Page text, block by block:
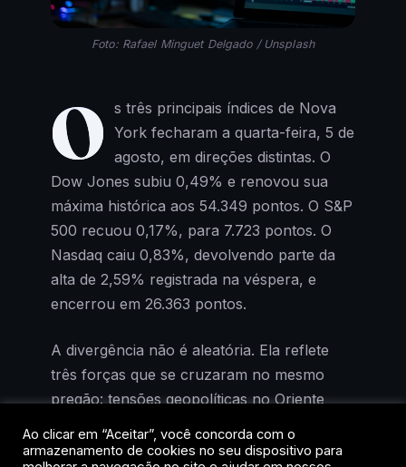
Foto: Rafael Minguet Delgado / Unsplash
O s três principais índices de Nova
York fecharam a quarta-feira, 5 de
agosto, em direções distintas. O
Dow Jones subiu 0,49% e renovou sua
máxima histórica aos 54.349 pontos. O S&P
500 recuou 0,17%, para 7.723 pontos. O
Nasdaq caiu 0,83%, devolvendo parte da
alta de 2,59% registrada na véspera, e
encerrou em 26.363 pontos.
A divergência não é aleatória. Ela reflete
três forças que se cruzaram no mesmo
pregão: tensões geopolíticas no Oriente
surpresas negativas em tecnologia e um
Ao clicar em “Aceitar”, você concorda com o
armazenamento de cookies no seu dispositivo para